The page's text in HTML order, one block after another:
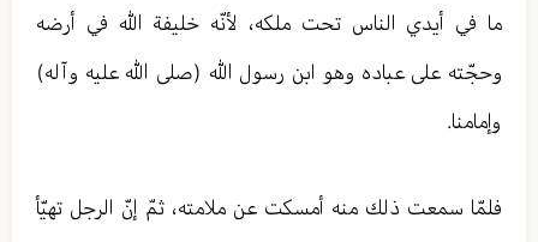
ما في أيدي الناس تحت ملكه، لأنّه خليفة الله في أرضه
وحجّته على عباده وهو ابن رسول الله (صلى الله عليه وآله)
وإمامنا.
فلمّا سمعت ذلك منه أمسكت عن ملامته، ثمّ إنّ الرجل تهيّأ